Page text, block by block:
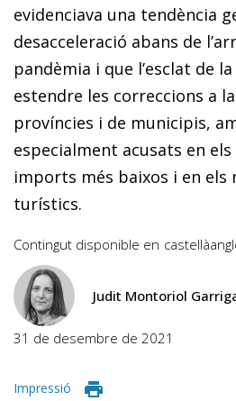
evidenciava una tendència
desacceleració abans de
pandèmia i que l’esclat de
estendre les correccions a
províncies i de municipis,
especialment acusats en
imports més baixos i en els
turístics.
Contingut disponible en castellà
Judit Montoriol
31 de desembre de 2021
Impressió